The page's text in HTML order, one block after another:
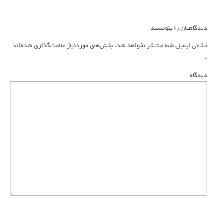
دیدگاهتان را بنویسید
نشانی ایمیل شما منتشر نخواهد شد.بخش‌های موردنیاز علامت‌گذاری شده‌اند
*
دیدگاه